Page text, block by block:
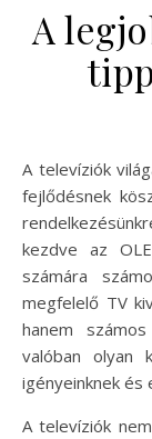
A
A televíziók világa folyamatosan változik, és a technológiai
fejlődésnek
kezdve az
számára
megfelelő TV
hanem
valóban olyan
igényeinknek és
A televíziók